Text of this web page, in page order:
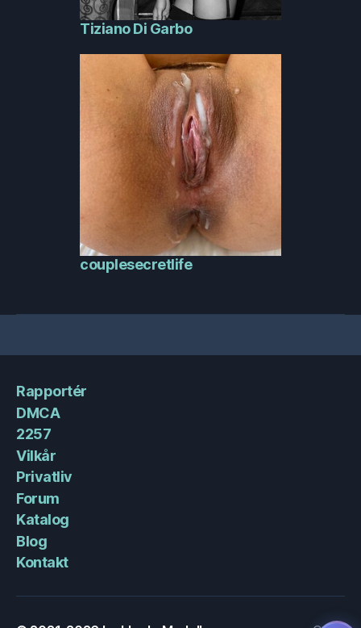
Tiziano Di Garbo
couplesecretlife
Rapportér
DMCA
2257
Vilkår
Privatliv
Forum
Katalog
Blog
Kontakt